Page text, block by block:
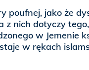
poufnej, jako że
z nich dotyczy
w Jemenie
w rękach